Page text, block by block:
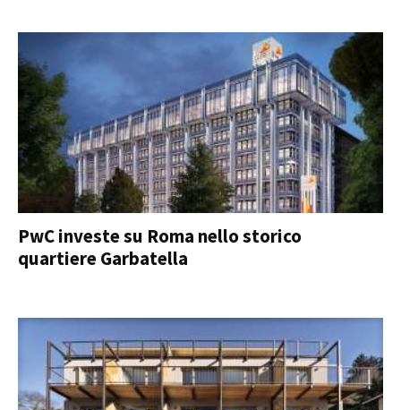
PwC investe su Roma nello storico
quartiere Garbatella